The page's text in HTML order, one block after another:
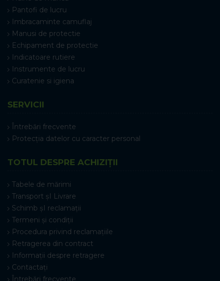
Pantofi de lucru
Imbracaminte camuflaj
Manusi de protectie
Echipament de protectie
Indicatoare rutiere
Instrumente de lucru
Curatenie si igiena
SERVICII
Întrebări frecvente
Protecția datelor cu caracter personal
TOTUL DESPRE ACHIZIȚII
Tabele de mărimi
Transport șI Livrare
Schimb șI reclamații
Termeni și condiții
Procedura privind reclamațiile
Retragerea din contract
Informații despre retragere
Contactați
Întrebări frecvente